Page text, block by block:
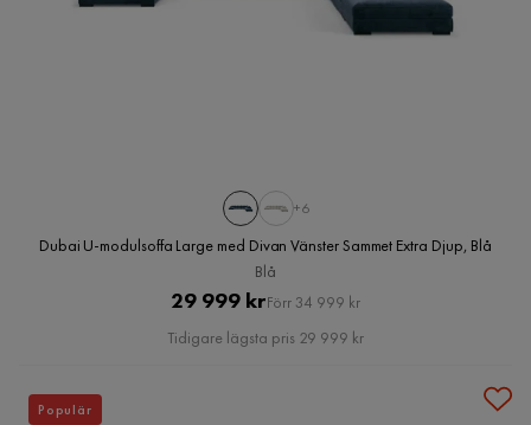
+6
Dubai U-modulsoffa Large med Divan Vänster Sammet Extra Djup, Blå
Blå
Pris
29 999 krOriginal
Pris
Förr 34 999 kr
Tidigare lägsta pris 29 999 kr
Populär